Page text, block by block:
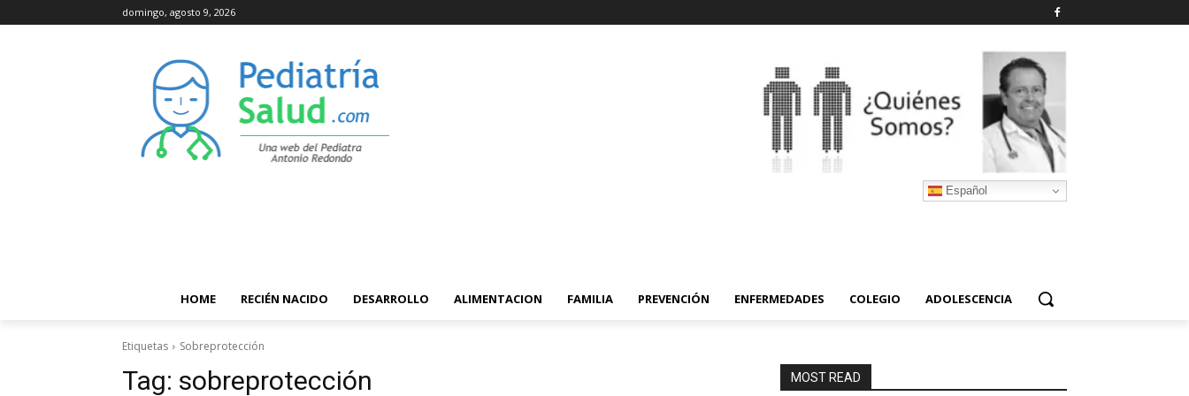
domingo, agosto 9, 2026
Español
HOME RECIÉN NACIDO DESARROLLO ALIMENTACION FAMILIA PREVENCIÓN ENFERMEDADES COLEGIO ADOLESCENCIA
Etiquetas Sobreprotección
Tag: sobreprotección MOST READ